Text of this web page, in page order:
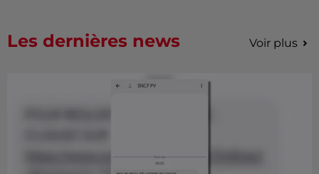
Les dernières news Voir plus